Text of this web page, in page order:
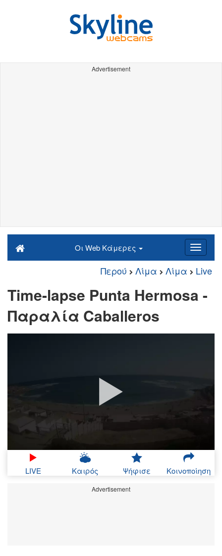
Advertisement
Οι Web Κάμερες
Περού Λίμα Λίμα Live
Time-lapse Punta Hermosa -
Παραλία Caballeros
LIVE Καιρός Ψήφισε Κοινοποίηση
Advertisement